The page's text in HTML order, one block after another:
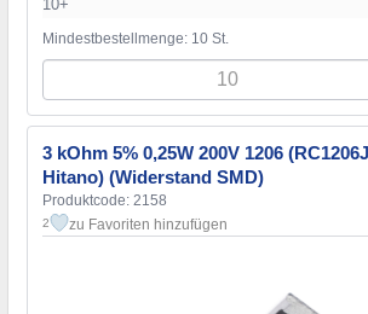
10+
Mindestbestellmenge: 10 St.
3 kOhm 5% 0,25W 200V 1206
Hitano) (Widerstand SMD)
Produktcode: 2158
2 zu Favoriten hinzufügen